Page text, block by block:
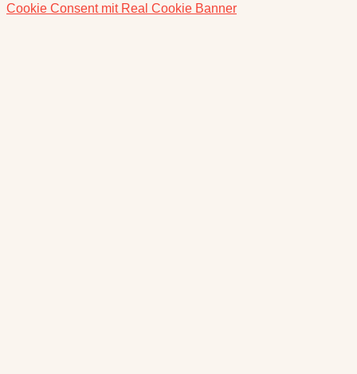
Cookie Consent mit Real Cookie Banner